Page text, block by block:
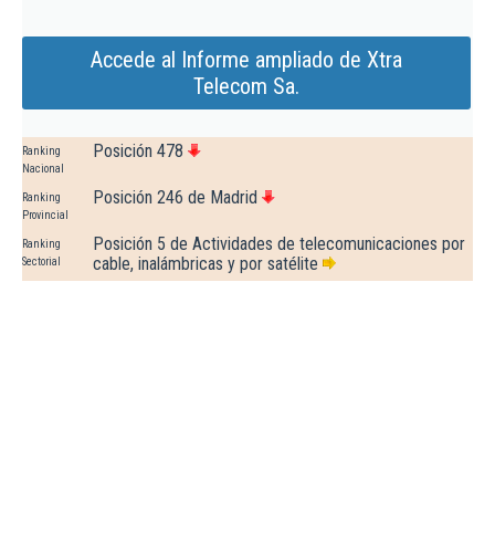
Accede al Informe ampliado de Xtra
Telecom Sa.
Ranking
Nacional
Posición 478
Ranking
Provincial
Posición 246 de Madrid
Ranking
Sectorial
Posición 5 de Actividades de telecomunicaciones por
cable, inalámbricas y por satélite